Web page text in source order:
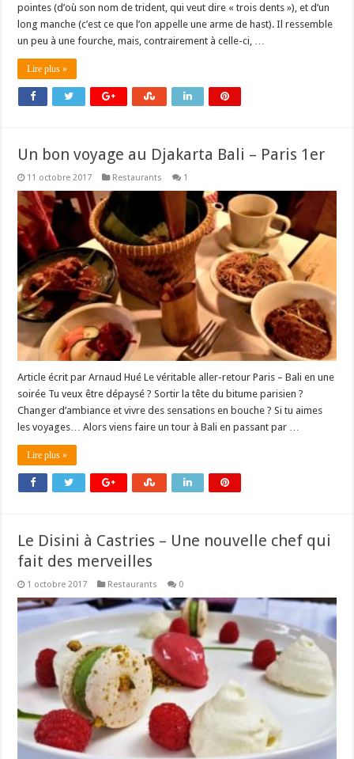
pointes (d’où son nom de trident, qui veut dire « trois dents »), et d’un
long manche (c’est ce que l’on appelle une arme de hast). Il ressemble
un peu à une fourche, mais, contrairement à celle-ci, …
Lire plus »
Un bon voyage au Djakarta Bali – Paris 1er
11 octobre 2017 Restaurants 1
Article écrit par Arnaud Hué Le véritable aller-retour Paris – Bali en une
soirée Tu veux être dépaysé ? Sortir la tête du bitume parisien ?
Changer d’ambiance et vivre des sensations en bouche ? Si tu aimes
les voyages… Alors viens faire un tour à Bali en passant par …
Lire plus »
Le Disini à Castries – Une nouvelle chef qui
fait des merveilles
1 octobre 2017 Restaurants 0